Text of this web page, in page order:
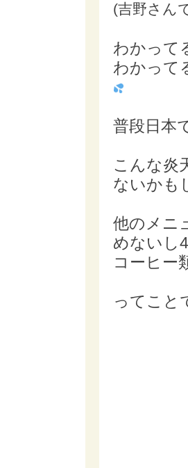
(吉野さん
わかって
わかって
普段日本
こんな炎
ないかも
他のメニ
めないし
コーヒー
ってこと